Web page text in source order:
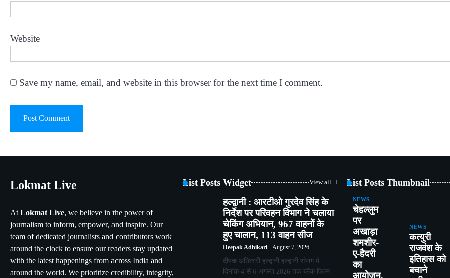
Website
Save my name, email, and website in this browser for the next time I comment.
Lokmat Live
AtLokmat Live, we believe in the power of
journalism to inform, empower, and inspire. Our
team of dedicated journalists and contributors work
around the clock to ensure our readers stay updated
with the latest happenings from across India and
around the world. We prioritize credibility, integrity,
List Posts Widget View all
हल्द्वानी : आरटीओ गुरदेव सिंह के
निर्देश पर परिवहन विभाग ने चलाया
चेकिंग अभियान, 967 वाहनों के
हुए चालान, 113 वाहन सीज
Deepak Adhikari August 7, 2026
दीपक अधिकारी हल्द्वानी हल्द्वानी संभाग में
दिनांक 4 से 6 अगस्त 2026 तक ब्लैक फिल्म
List Posts Thumbnail
NEWS
चेहल्लुम
पर
अखाड़ा
शमशीर-
ए-हैदरी
का
NEWS
कत्युरी
राजवंश के
इतिहास को
बचाने